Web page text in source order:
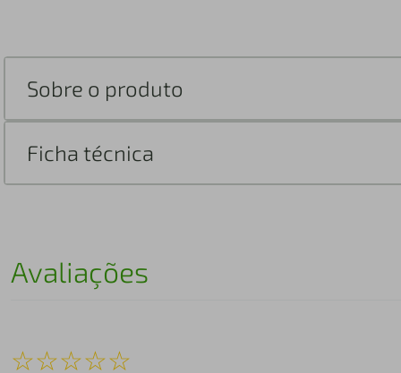
Sobre o produto
Ficha técnica
Avaliações
☆☆☆☆☆